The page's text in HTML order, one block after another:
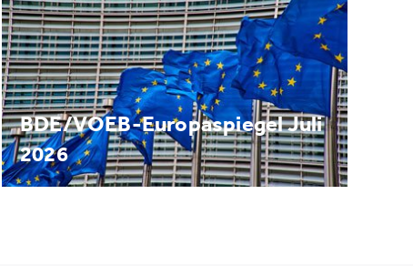
BDE/VOEB-Europaspiegel Juli
2026